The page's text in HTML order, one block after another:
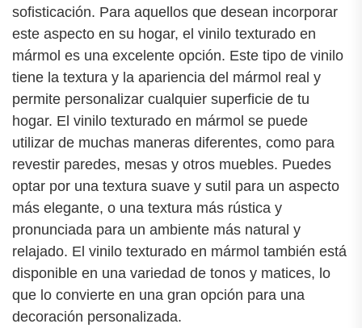
sofisticación. Para aquellos que desean incorporar
este aspecto en su hogar, el vinilo texturado en
mármol es una excelente opción. Este tipo de vinilo
tiene la textura y la apariencia del mármol real y
permite personalizar cualquier superficie de tu
hogar. El vinilo texturado en mármol se puede
utilizar de muchas maneras diferentes, como para
revestir paredes, mesas y otros muebles. Puedes
optar por una textura suave y sutil para un aspecto
más elegante, o una textura más rústica y
pronunciada para un ambiente más natural y
relajado. El vinilo texturado en mármol también está
disponible en una variedad de tonos y matices, lo
que lo convierte en una gran opción para una
decoración personalizada.